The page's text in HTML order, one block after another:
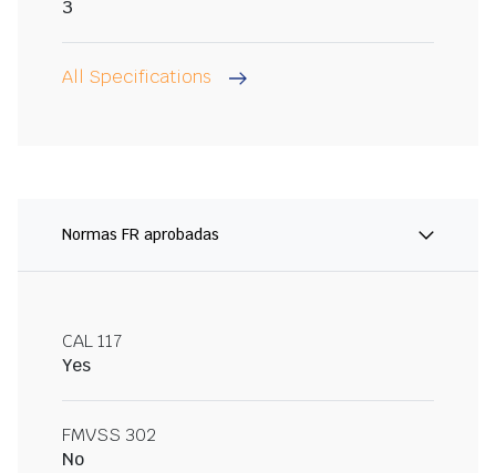
3
All Specifications
Normas FR aprobadas
CAL 117
Yes
FMVSS 302
No